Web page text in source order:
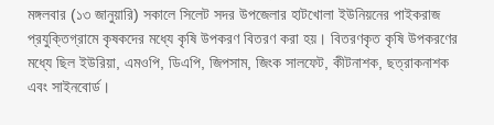
‎মঙ্গলবার (১৩ জানুয়ারি) সকালে সিলেট সদর উপজেলার হাটখোলা ইউনিয়নের পাইকরাজ
প্রযুক্তিগ্রামে কৃষকদের মধ্যে কৃষি উপকরণ বিতরণ করা হয়। বিতরণকৃত কৃষি উপকরণের
মধ্যে ছিল ইউরিয়া, এমওপি, ডিএপি, জিপসাম, জিংক সালফেট, কীটনাশক, ছত্রাকনাশক
এবং সাইনবোর্ড।